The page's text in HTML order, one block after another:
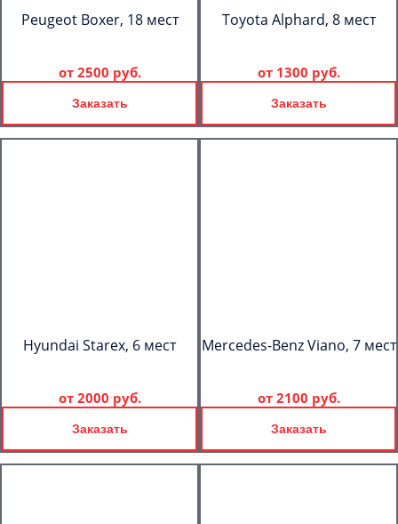
Peugeot Boxer, 18 мест
от 2500 руб.
Заказать
Toyota Alphard, 8 мест
от 1300 руб.
Заказать
Hyundai Starex, 6 мест
от 2000 руб.
Заказать
Mercedes-Benz Viano, 7 мест
от 2100 руб.
Заказать